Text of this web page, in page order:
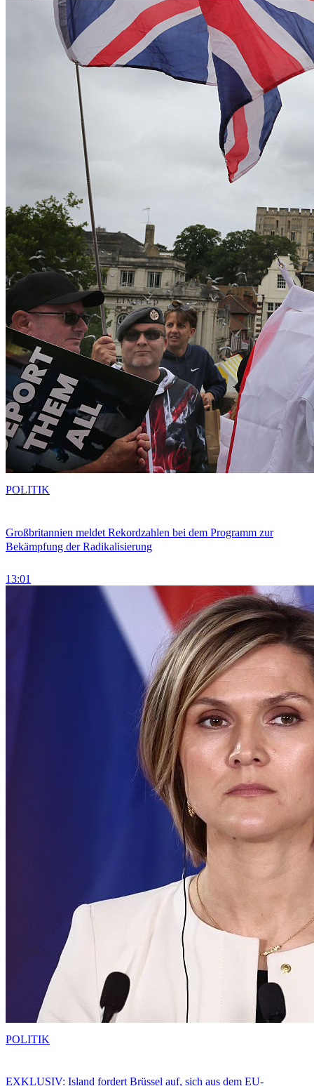
Großbritannien meldet Rekordzahlen bei dem Programm zur
Bekämpfung der Radikalisierung
13:01
POLITIK
EXKLUSIV: Island fordert Brüssel auf, sich aus dem EU-
POLITIK